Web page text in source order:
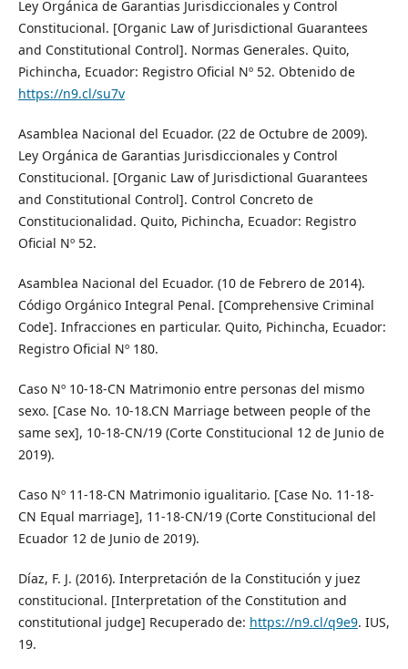
Ley Orgánica de Garantias Jurisdiccionales y Control
Constitucional. [Organic Law of Jurisdictional Guarantees
and Constitutional Control]. Normas Generales. Quito,
Pichincha, Ecuador: Registro Oficial Nº 52. Obtenido de
https://n9.cl/su7v
Asamblea Nacional del Ecuador. (22 de Octubre de 2009).
Ley Orgánica de Garantias Jurisdiccionales y Control
Constitucional. [Organic Law of Jurisdictional Guarantees
and Constitutional Control]. Control Concreto de
Constitucionalidad. Quito, Pichincha, Ecuador: Registro
Oficial Nº 52.
Asamblea Nacional del Ecuador. (10 de Febrero de 2014).
Código Orgánico Integral Penal. [Comprehensive Criminal
Code]. Infracciones en particular. Quito, Pichincha, Ecuador:
Registro Oficial Nº 180.
Caso Nº 10-18-CN Matrimonio entre personas del mismo
sexo. [Case No. 10-18.CN Marriage between people of the
same sex], 10-18-CN/19 (Corte Constitucional 12 de Junio de
2019).
Caso Nº 11-18-CN Matrimonio igualitario. [Case No. 11-18-
CN Equal marriage], 11-18-CN/19 (Corte Constitucional del
Ecuador 12 de Junio de 2019).
Díaz, F. J. (2016). Interpretación de la Constitución y juez
constitucional. [Interpretation of the Constitution and
constitutional judge] Recuperado de: https://n9.cl/q9e9. IUS,
19.